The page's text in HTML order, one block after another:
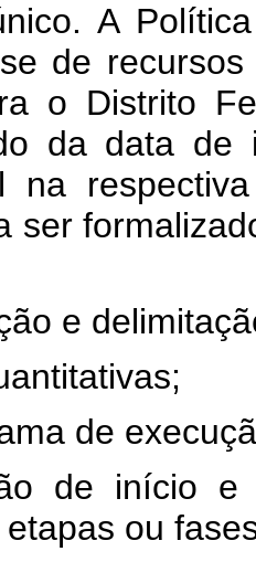
A
de
o Distrito
da data de
na
ser
e
de
de início
ou